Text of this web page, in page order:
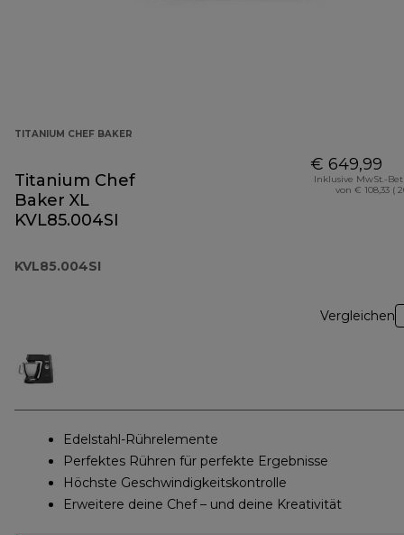
TITANIUM CHEF BAKER
Titanium Chef
Baker XL
KVL85.004SI
KVL85.004SI
€ 649,99
Inklusive MwSt.-
von € 108,33 (
Vergleichen
Edelstahl-Rührelemente
Perfektes Rühren für perfekte Ergebnisse
Höchste Geschwindigkeitskontrolle
Erweitere deine Chef – und deine Kreativität